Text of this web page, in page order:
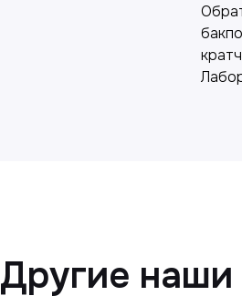
Другие наши